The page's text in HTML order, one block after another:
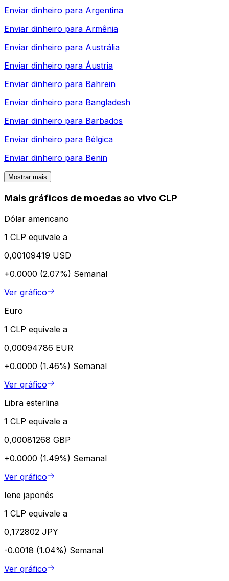
Enviar dinheiro para Argentina
Enviar dinheiro para Armênia
Enviar dinheiro para Austrália
Enviar dinheiro para Áustria
Enviar dinheiro para Bahrein
Enviar dinheiro para Bangladesh
Enviar dinheiro para Barbados
Enviar dinheiro para Bélgica
Enviar dinheiro para Benin
Mostrar mais
Mais gráficos de moedas ao vivo CLP
Dólar americano
1 CLP equivale a
0,00109419 USD
+0.0000 (2.07%) Semanal
Ver gráfico
Euro
1 CLP equivale a
0,00094786 EUR
+0.0000 (1.46%) Semanal
Ver gráfico
Libra esterlina
1 CLP equivale a
0,00081268 GBP
+0.0000 (1.49%) Semanal
Ver gráfico
Iene japonês
1 CLP equivale a
0,172802 JPY
-0.0018 (1.04%) Semanal
Ver gráfico